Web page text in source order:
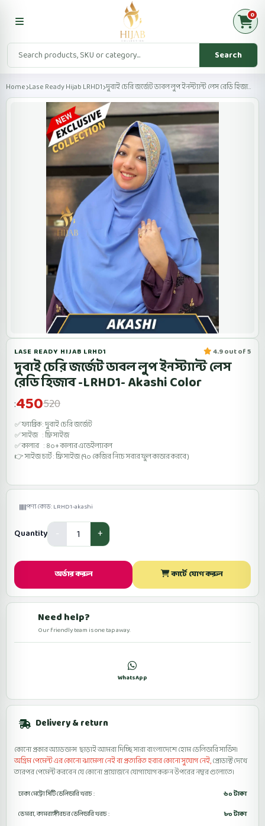
Search
0
Home Lase Ready Hijab LRHD1 দুবাই চেরি জর্জেট ডাবল লুপ ইনস্ট্যান্ট লেস রেডি হিজা...
LASE READY HIJAB LRHD1 4.9 out of 5
দুবাই চেরি জর্জেট ডাবল লুপ ইনস্ট্যান্ট লেস
রেডি হিজাব -LRHD1- Akashi Color
:450520
✅ ফ্যাব্রিক : দুবাই চেরি জর্জেট
✅ সাইজ : ফ্রি সাইজ
✅ কালার : ৪০+ কালার এভেইল্যাবল
👉 সাইজ চার্ট : ফ্রি সাইজ (৭০ কেজির নিচে সবার ফুল কাভার করবে )
পণ্য কোড: LRHD1-akashi
Quantity
অর্ডার করুন কার্টে যোগ করুন
Need help?
Our friendly team is one tap away.
WhatsApp
Delivery & return
কোনো প্রকার অ্যাডভান্স ছাড়াই আমরা দিচ্ছি সারা বাংলাদেশে হোম ডেলিভারি সার্ভিস।
অগ্রিম পেমেন্ট এর কোনো ঝামেলা নেই বা প্রতারিত হবার কোনো সুযোগ নেই,প্রোডাক্ট দেখে
তারপর পেমেন্ট করবেন যে কোনো প্রয়োজনে যোগাযোগ করুন উপরের নম্বর গুলোতে।
ঢাকা মেট্রো সিটি ডেলিভারি খরচ :
৬০ টাকা
ডেমরা, কামরাঙ্গীরচর ডেলিভারি খরচ :
৮০ টাকা